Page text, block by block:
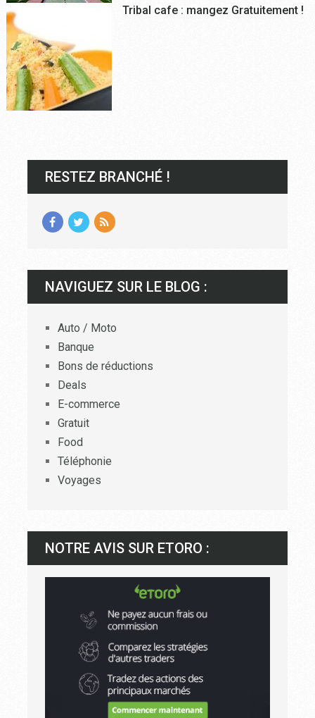
Tribal cafe : mangez Gratuitement !
RESTEZ BRANCHÉ !
NAVIGUEZ SUR LE BLOG :
Auto / Moto
Banque
Bons de réductions
Deals
E-commerce
Gratuit
Food
Téléphonie
Voyages
NOTRE AVIS SUR ETORO :